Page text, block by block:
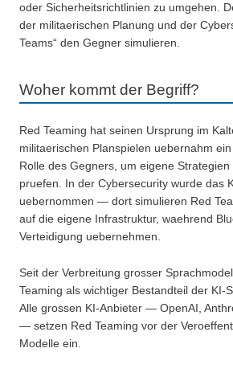
oder Sicherheitsrichtlinien zu umgehen.
der militaerischen Planung und der
Teams“ den Gegner simulieren.
Woher kommt der Begriff?
Red Teaming hat seinen Ursprung im
militaerischen Planspielen uebernahm ein
Rolle des Gegners, um eigene
pruefen. In der Cybersecurity wurde das
uebernommen — dort simulieren Red
auf die eigene Infrastruktur, waehrend
Verteidigung uebernehmen.
Seit der Verbreitung grosser
Teaming als wichtiger Bestandteil der KI-
Alle grossen KI-Anbieter — OpenAI,
— setzen Red Teaming vor der
Modelle ein.